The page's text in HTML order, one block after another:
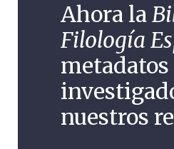
Ahora la
Filología
metadatos
nuestros